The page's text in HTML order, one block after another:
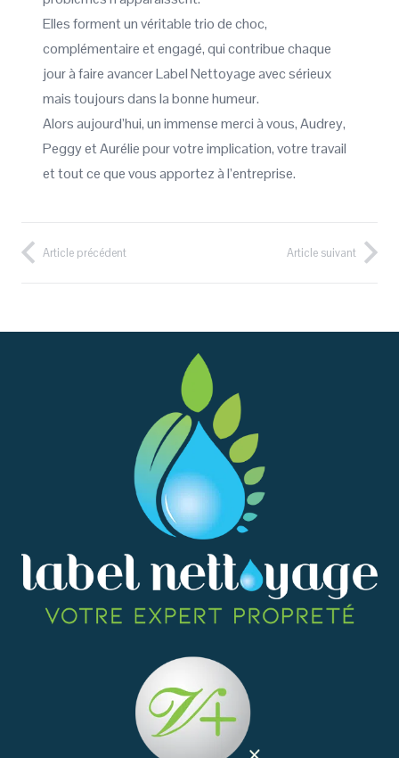
Elles forment un véritable trio de choc,
complémentaire et engagé, qui contribue chaque
jour à faire avancer Label Nettoyage avec sérieux
mais toujours dans la bonne humeur.
Alors aujourd’hui, un immense merci à vous, Audrey,
Peggy et Aurélie pour votre implication, votre travail
et tout ce que vous apportez à l’entreprise.
Article précédent Article suivant